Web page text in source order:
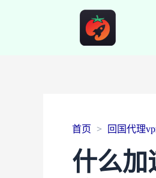
首页 回国代理
什么加